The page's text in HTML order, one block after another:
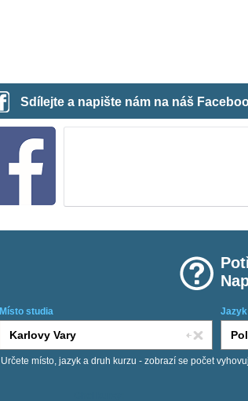
Sdílejte a napište nám na náš
Místo studia Jazyk
Určete místo, jazyk a druh kurzu - zobrazí se počet